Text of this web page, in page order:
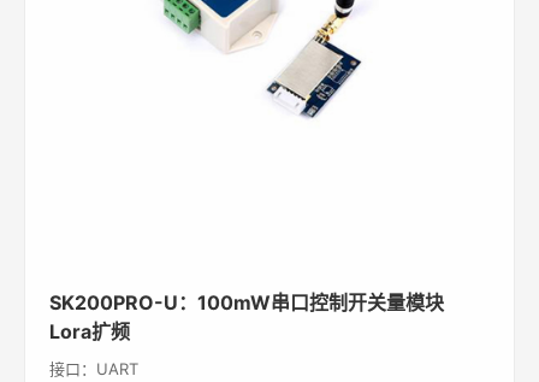
SK200PRO-U：100mW串口控制开关量模块
Lora扩频
接口：UART